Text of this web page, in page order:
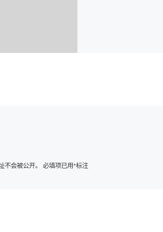
不会被公开。 必填项已用*标注